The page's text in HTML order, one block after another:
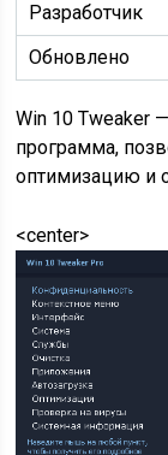
Разработчик
Обновлено
Win 10 Tweaker
программа,
оптимизацию и
<center>